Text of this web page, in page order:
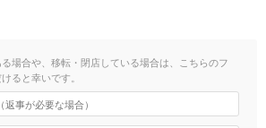
場合や、移転・閉店している場合は、こちらのフ
ると幸いです。